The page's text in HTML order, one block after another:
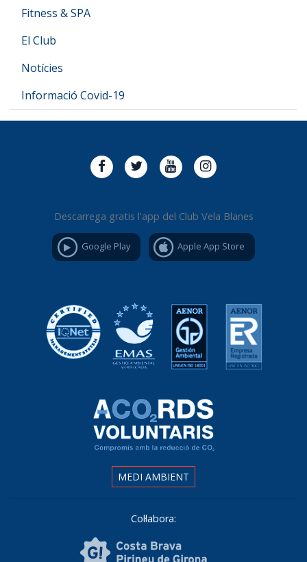
Fitness & SPA
El Club
Notícies
Informació Covid-19
Descarrega gratis l'app del Club Vela Blanes
Google Play Apple App Store
MEDI AMBIENT
Col·labora: